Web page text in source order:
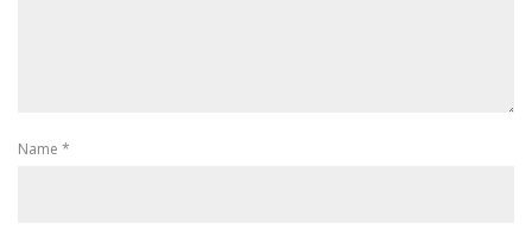
Name *